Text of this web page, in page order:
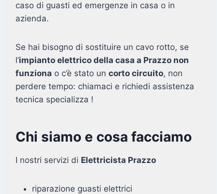
caso di guasti ed emergenze in casa o in
azienda.
Se hai bisogno di sostituire un cavo rotto, se
l’impianto elettrico della casa a Prazzo non
funziona o c’è stato un corto circuito, non
perdere tempo: chiamaci e richiedi assistenza
tecnica specializza !
Chi siamo e cosa facciamo
I nostri servizi di Elettricista Prazzo
riparazione guasti elettrici